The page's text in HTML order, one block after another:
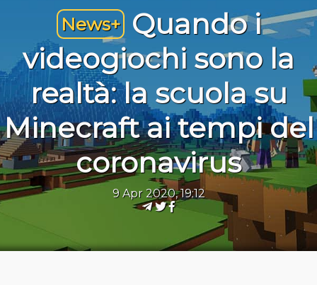
News+
Quando i
videogiochi sono la
realtà: la scuola su
Minecraft ai tempi del
coronavirus
9 Apr 2020, 19:12